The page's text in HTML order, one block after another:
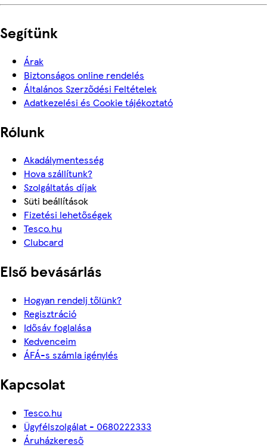
Segítünk
Árak
Biztonságos online rendelés
Általános Szerződési Feltételek
Adatkezelési és Cookie tájékoztató
Rólunk
Akadálymentesség
Hova szállítunk?
Szolgáltatás díjak
Süti beállítások
Fizetési lehetőségek
Tesco.hu
Clubcard
Első bevásárlás
Hogyan rendelj tőlünk?
Regisztráció
Idősáv foglalása
Kedvenceim
ÁFÁ-s számla igénylés
Kapcsolat
Tesco.hu
Ügyfélszolgálat - 0680222333
Áruházkereső